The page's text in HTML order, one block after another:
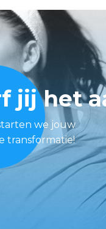
jij het
we jouw
transformatie!